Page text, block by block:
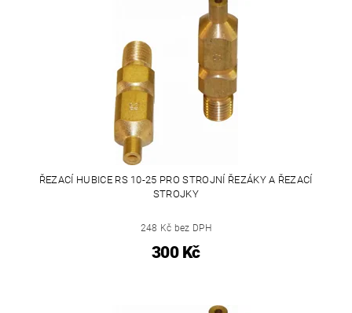
ŘEZACÍ HUBICE RS 10-25 PRO STROJNÍ ŘEZÁKY A ŘEZACÍ
STROJKY
248 Kč bez DPH
300 Kč